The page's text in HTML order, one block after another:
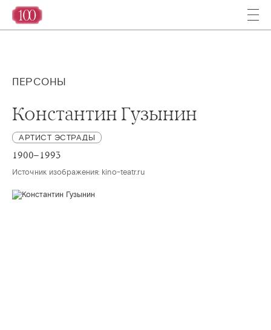
ПЕРСОНЫ
Константин Гузынин
АРТИСТ ЭСТРАДЫ
1900–1993
Источник изображения: kino-teatr.ru